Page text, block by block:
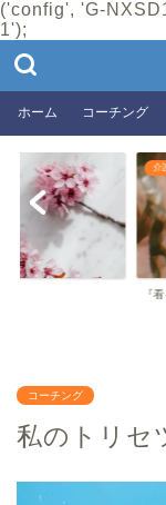
('config', 'G-
1');
ホーム コーチング
介
『
コーチング
私のトリセ